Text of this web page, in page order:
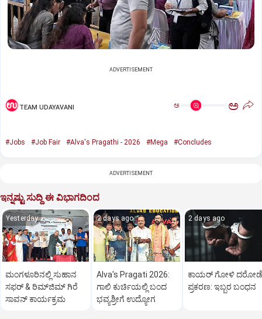
ADVERTISEMENT
TEAM UDAYAVANI ಅ ಅ
#Jobs #Job Fair #Alva's Pragathi - 2026 #Mega #Concludes
ADVERTISEMENT
ಇನ್ನಷ್ಟು ಸುದ್ದಿ ಈ ವಿಭಾಗದಿಂದ
Yesterday
ಮಂಗಳೂರಿನಲ್ಲಿ ಸುಹಾನ
ಸಫರ್ & ರಿಮ್‌ಜಿಮ್ ಗಿರೆ
ಸಾವನ್ ಕಾರ್ಯಕ್ರಮ
2 days ago
Alva's Pragati 2026:
ಗಾಲಿ ಕುರ್ಚಿಯಲ್ಲಿ ಬಂದ
ಭವ್ಯಶ್ರೀಗೆ ಉದ್ಯೋಗ
2 days ago
ಕಾಯರ್ ಗೋಳಿ ದರೋಡೆ
ಪ್ರಕರಣ: ಇಬ್ಬರ ಬಂಧನ